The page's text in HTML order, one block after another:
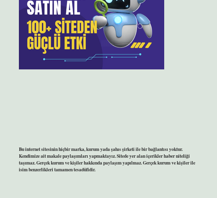
Bu internet sitesinin hiçbir marka, kurum yada şahıs şirketi ile bir bağlantısı yoktur.
Kendimize ait makale paylaşımları yapmaktayız. Sitede yer alan içerikler haber niteliği
taşımaz. Gerçek kurum ve kişiler hakkında paylaşım yapılmaz. Gerçek kurum ve kişiler ile
isim benzerlikleri tamamen tesadüfidir.